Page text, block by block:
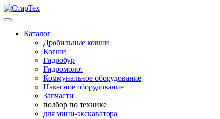
Каталог
Дробильные ковши
Ковши
Гидробур
Гидромолот
Коммунальное оборудование
Навесное оборудование
Запчасти
подбор по технике
для мини-экскаватора